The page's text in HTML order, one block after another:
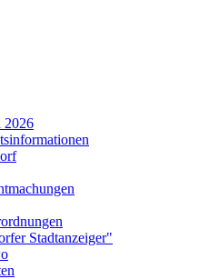
2026
Stadtanzeiger"